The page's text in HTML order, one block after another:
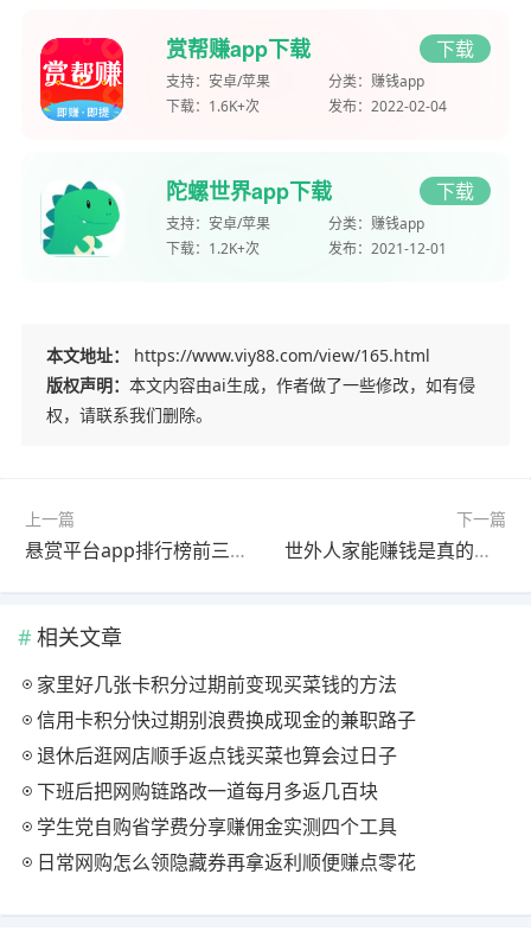
赏帮赚app下载 下载
支持： 安卓/苹果 分类： 赚钱app
下载： 1.6K+次 发布： 2022-02-04
陀螺世界app下载 下载
支持： 安卓/苹果 分类： 赚钱app
下载： 1.2K+次 发布： 2021-12-01
本文地址：
https://www.viy88.com/view/165.html
版权声明： 本文内容由ai生成，作者做了一些修改，如有侵
权，请联系我们删除。
上一篇
悬赏平台app排行榜前三名是哪几款？马上为你揭秘
下一篇
世外人家能赚钱是真的吗？到了30元真的能提现吗？
相关文章
家里好几张卡积分过期前变现买菜钱的方法
信用卡积分快过期别浪费换成现金的兼职路子
退休后逛网店顺手返点钱买菜也算会过日子
下班后把网购链路改一道每月多返几百块
学生党自购省学费分享赚佣金实测四个工具
日常网购怎么领隐藏券再拿返利顺便赚点零花